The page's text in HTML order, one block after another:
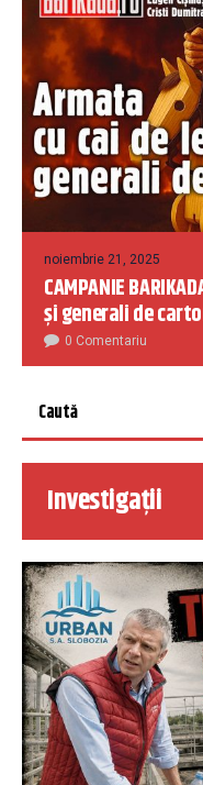
noiembrie 21, 2025
CAMPANIE
și generali de
0 Comentariu
Investigații